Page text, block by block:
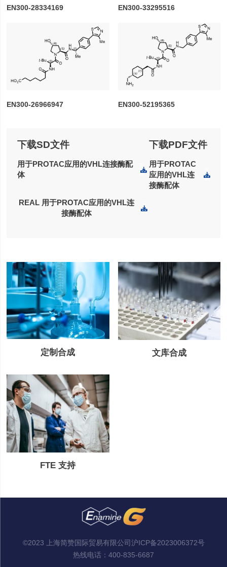
EN300-28334169 EN300-33295516
EN300-26966947 EN300-52195365
下载SD文件
用于PROTAC应用的VHL连接酶配
体
下
载
REAL 用于PROTAC应用的VHL连
接酶配体
下
载
下载PDF文件
用于PROTAC
应用的VHL连
接酶配体
下
载
定制合成 文库合成
FTE 支持
©2023 上海简赞国际贸易有限公司 沪ICP备2023006372号
热线电话： 400-835-6687